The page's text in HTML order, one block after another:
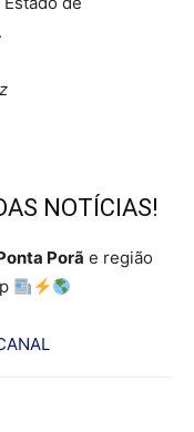
.
NOTÍCIAS!
Porã e região